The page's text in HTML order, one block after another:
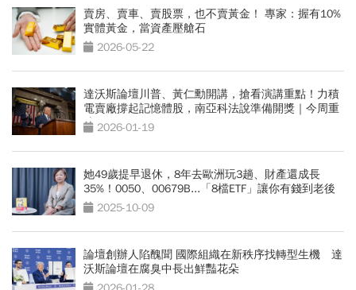
賣房、賣車、賣股票，也不賣黃金！ 專家：握有10%
實體黃金，當資產壓艙石
2026-05-22
達沃斯論壇川普、黃仁勳開講，搶看演講重點！力積
電賣廠撐起記憶體股，南亞科法說準備開獎｜今周重
磅 2026-01-19
她49歲提早退休，8年去歐洲玩3趟、財產還成長
35%！0050、00679B...「8檔ETF」讓你有錢到老後
2025-10-09
論壇創辦人陷醜聞 國際組織在新秩序找轉型生機 達
沃斯論壇在腐臭中長出鮮豔花朵